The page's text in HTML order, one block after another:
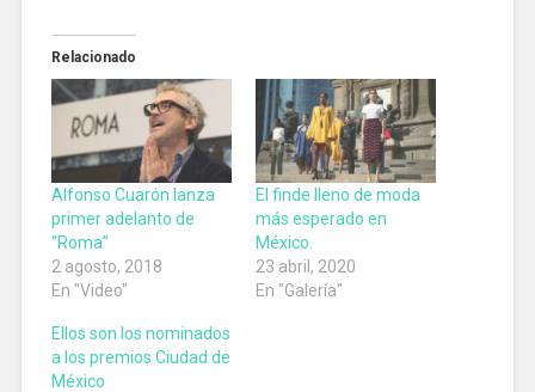
Relacionado
Alfonso Cuarón lanza
primer adelanto de
“Roma”
2 agosto, 2018
En "Video"
El finde lleno de moda
más esperado en
México.
23 abril, 2020
En "Galería"
Ellos son los nominados
a los premios Ciudad de
México